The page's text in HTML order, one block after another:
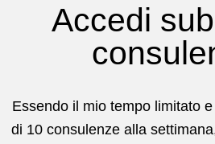
Accedi
Essendo il mio tempo limitato
di 10 consulenze alla